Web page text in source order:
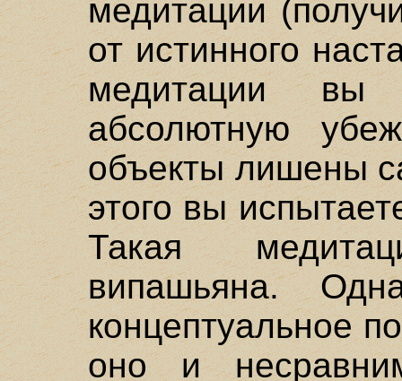
медитации
от истинного
медитации
абсолютную
объекты лишены
этого вы
Такая
випашьяна.
концептуальное
оно и